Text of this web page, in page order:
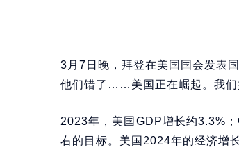
3月7日晚，拜登在美国国会发表
他们错了……美国正在崛起。我们
2023年，美国GDP增长约3.3%
右的目标。美国2024年的经济增